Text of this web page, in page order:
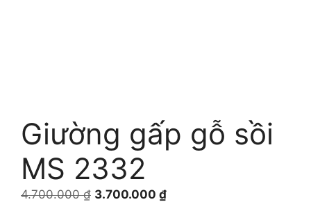
Giường gấp gỗ sồi
MS 2332
4.700.000₫ Giá
3.700.000 ₫Giá